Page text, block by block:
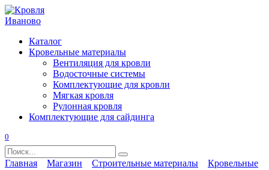
Перейти
к
Каталог
Кровельные материалы
Вентиляция для кровли
Водосточные системы
Комплектующие для кровли
Мягкая кровля
Рулонная кровля
Комплектующие для сайдинга
0
Search
for:
Главная Магазин Строительные материалы
Кровельные